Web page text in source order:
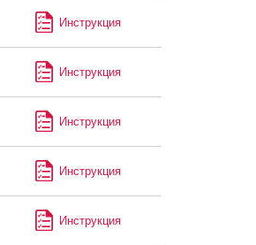
Инструкция
Инструкция
Инструкция
Инструкция
Инструкция